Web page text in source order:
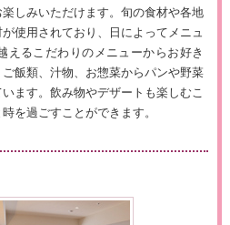
しみいただけます。旬の食材や各地
使用されており、日によってメニュ
えるこだわりのメニューからお好き
飯類、汁物、お惣菜からパンや野菜
ます。飲み物やデザートも楽しむこ
を過ごすことができます。